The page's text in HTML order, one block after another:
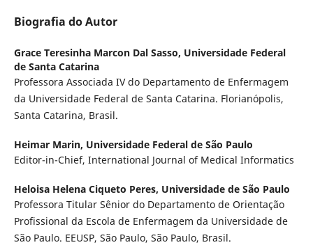
Biografia do Autor
Grace Teresinha Marcon Dal Sasso, Universidade Federal
de Santa Catarina
Professora Associada IV do Departamento de Enfermagem
da Universidade Federal de Santa Catarina. Florianópolis,
Santa Catarina, Brasil.
Heimar Marin, Universidade Federal de São Paulo
Editor-in-Chief, International Journal of Medical Informatics
Heloisa Helena Ciqueto Peres, Universidade de São Paulo
Professora Titular Sênior do Departamento de Orientação
Profissional da Escola de Enfermagem da Universidade de
São Paulo. EEUSP, São Paulo, São Paulo, Brasil.